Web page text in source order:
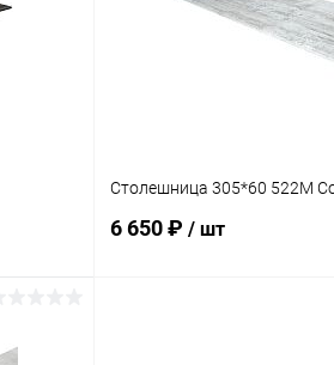
В избранное
Столешница 305*60 522М
6 650 ₽ / шт